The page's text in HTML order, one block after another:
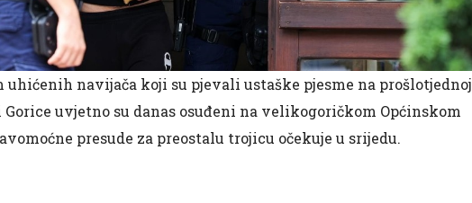
uhićenih navijača koji su pjevali ustaške pjesme na prošlotjednoj
uvjetno su danas osuđeni na velikogoričkom Općinskom
presude za preostalu trojicu očekuje u srijedu.